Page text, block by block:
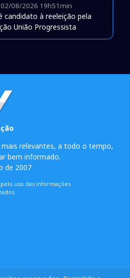
02/08/2026 19h51min
candidato à reeleição pela
União Progressista
mais relevantes, a todo o tempo,
bem informado.
de 2007
pelo uso das informações